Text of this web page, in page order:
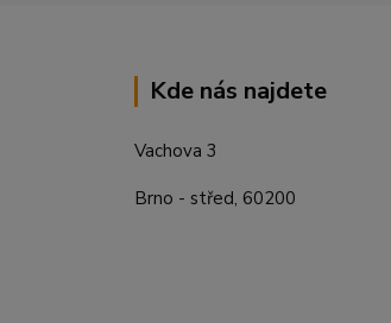
Kde nás najdete
Vachova 3
Brno - střed, 60200